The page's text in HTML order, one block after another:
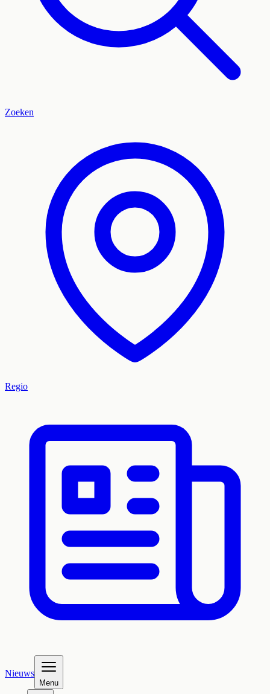
Zoeken
Regio
Nieuws
Menu